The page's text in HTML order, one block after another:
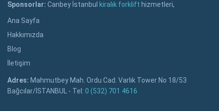
Sponsorlar: Canbey İstanbul kiralık forklift hizmetleri,
Ana Sayfa
Hakkımızda
Blog
İletişim
Adres: Mahmutbey Mah. Ordu Cad. Varlık Tower No 18/53
Bağcılar/İSTANBUL - Tel: 0 (532) 701 4616